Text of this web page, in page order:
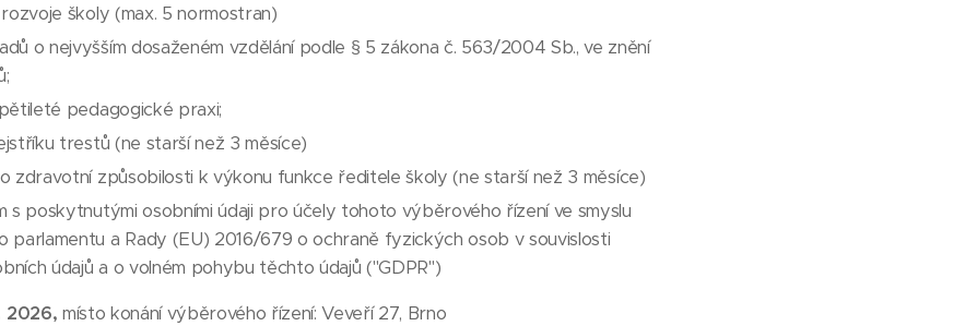
školy (max. 5 normostran)
o nejvyšším dosaženém vzdělání podle § 5 zákona č. 563/2004 Sb., ve znění
pedagogické praxi;
trestů (ne starší než 3 měsíce)
zdravotní způsobilosti k výkonu funkce ředitele školy (ne starší než 3 měsíce)
s poskytnutými osobními údaji pro účely tohoto výběrového řízení ve smyslu
parlamentu a Rady (EU) 2016/679 o ochraně fyzických osob v souvislosti
údajů a o volném pohybu těchto údajů ("GDPR")
2026, místo konání výběrového řízení: Veveří 27, Brno